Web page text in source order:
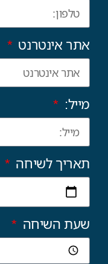
אתר אינטרנט
מייל:
תאריך לשיחה
שעת השיחה